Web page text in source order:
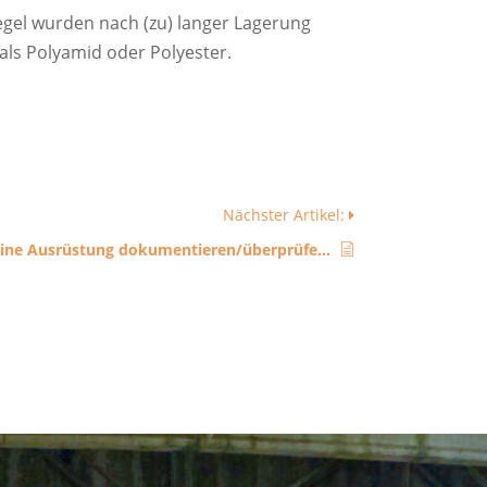
wurden nach (zu) langer Lagerung
Polyamid oder Polyester.
Nächster Artikel:
Muss ich meine Ausrüstung dokumentieren/überprüfen?